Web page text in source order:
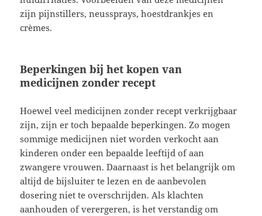
zijn pijnstillers, neussprays, hoestdrankjes en
crèmes.
Beperkingen bij het kopen van
medicijnen zonder recept
Hoewel veel medicijnen zonder recept verkrijgbaar
zijn, zijn er toch bepaalde beperkingen. Zo mogen
sommige medicijnen niet worden verkocht aan
kinderen onder een bepaalde leeftijd of aan
zwangere vrouwen. Daarnaast is het belangrijk om
altijd de bijsluiter te lezen en de aanbevolen
dosering niet te overschrijden. Als klachten
aanhouden of verergeren, is het verstandig om